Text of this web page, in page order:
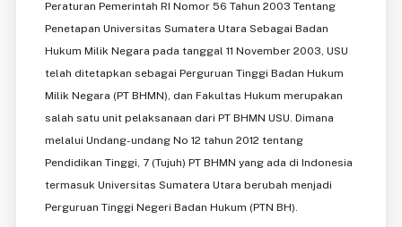
Peraturan Pemerintah RI Nomor 56 Tahun 2003 Tentang
Penetapan Universitas Sumatera Utara Sebagai Badan
Hukum Milik Negara pada tanggal 11 November 2003, USU
telah ditetapkan sebagai Perguruan Tinggi Badan Hukum
Milik Negara (PT BHMN), dan Fakultas Hukum merupakan
salah satu unit pelaksanaan dari PT BHMN USU. Dimana
melalui Undang-undang No 12 tahun 2012 tentang
Pendidikan Tinggi, 7 (Tujuh) PT BHMN yang ada di Indonesia
termasuk Universitas Sumatera Utara berubah menjadi
Perguruan Tinggi Negeri Badan Hukum (PTN BH).